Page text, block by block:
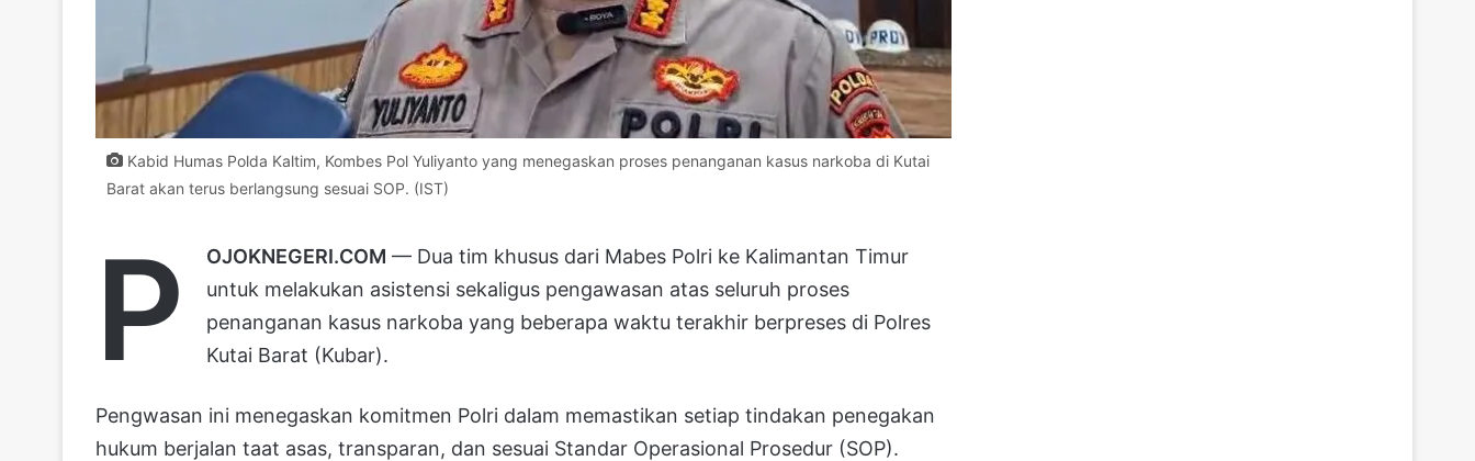
Kabid Humas Polda Kaltim, Kombes Pol Yuliyanto yang menegaskan proses penanganan kasus narkoba di Kutai
Barat akan terus berlangsung sesuai SOP. (IST)
P OJOKNEGERI.COM — Dua tim khusus dari Mabes Polri ke Kalimantan Timur
untuk melakukan asistensi sekaligus pengawasan atas seluruh proses
penanganan kasus narkoba yang beberapa waktu terakhir berpreses di Polres
Kutai Barat (Kubar).
Pengwasan ini menegaskan komitmen Polri dalam memastikan setiap tindakan penegakan
hukum berjalan taat asas, transparan, dan sesuai Standar Operasional Prosedur (SOP).